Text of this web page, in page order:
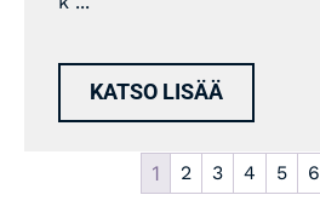
KATSO LISÄÄ
1 2 3 4 5 6